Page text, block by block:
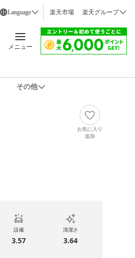
Language 楽天市場 楽天グループ
メニュー
その他
お気に入り
追加
設備
3.57
清潔さ
3.64